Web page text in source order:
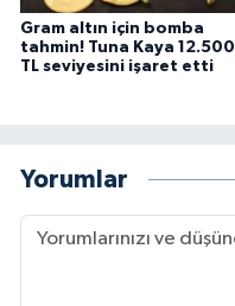
Gram altın için bomba
tahmin! Tuna Kaya 12.500
TL seviyesini işaret etti
Yorumlar